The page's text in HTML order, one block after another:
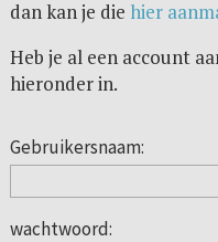
dan kan je die hier
Heb je al een account
hieronder in.
Gebruikersnaam:
wachtwoord: